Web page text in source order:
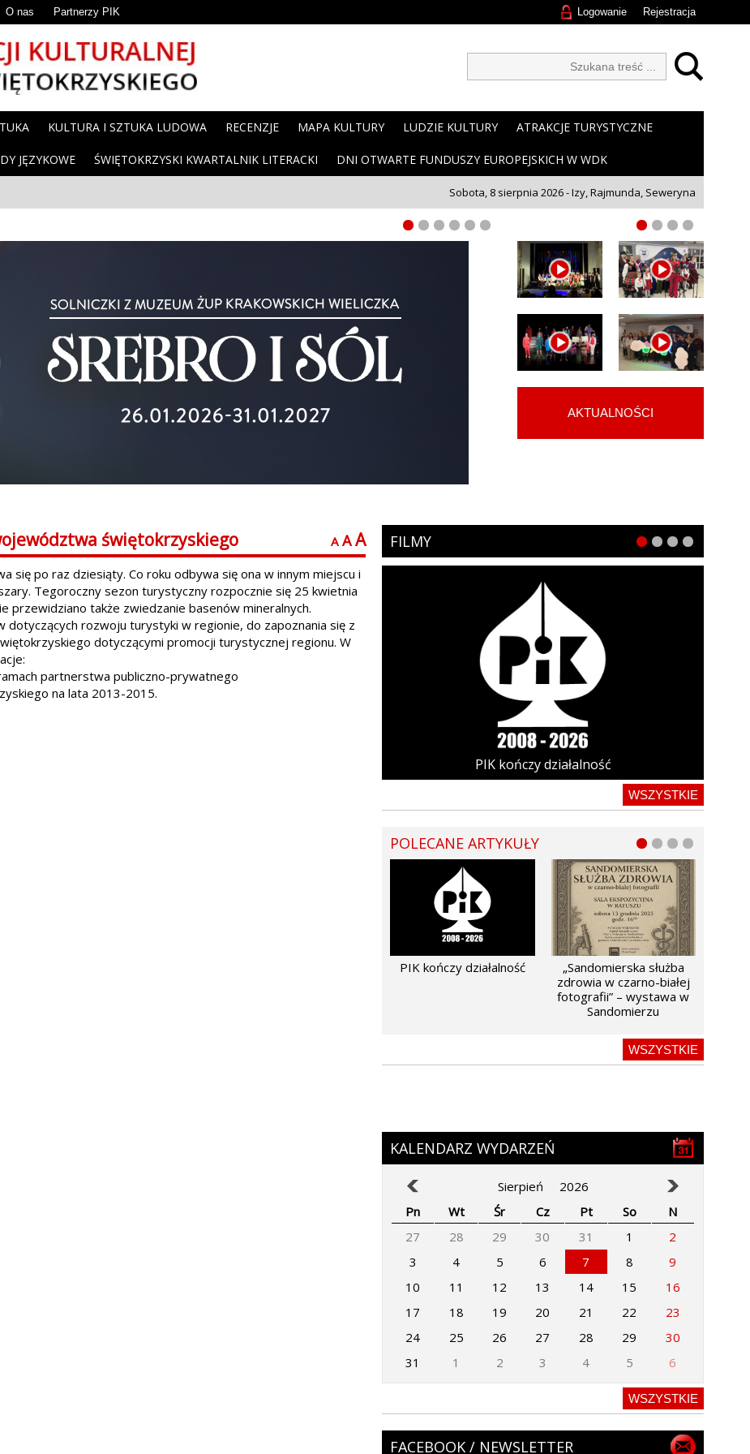
Rejestracja
Logowanie
O nas Partnerzy PIK
KULTURA I SZTUKA LUDOWA RECENZJE MAPA KULTURY LUDZIE KULTURY ATRAKCJE TURYSTYCZNE
JĘZYKOWE ŚWIĘTOKRZYSKI KWARTALNIK LITERACKI DNI OTWARTE FUNDUSZY EUROPEJSKICH W WDK
Sobota, 8 sierpnia 2026 - Izy, Rajmunda, Seweryna
AKTUALNOŚCI
świętokrzyskiego A A A
się po raz dziesiąty. Co roku odbywa się ona w innym miejscu i
Tegoroczny sezon turystyczny rozpocznie się 25 kwietnia
przewidziano także zwiedzanie basenów mineralnych.
dotyczących rozwoju turystyki w regionie, do zapoznania się z
dotyczącymi promocji turystycznej regionu. W
partnerstwa publiczno-prywatnego
na lata 2013-2015.
FILMY
PIK kończy działalność
WSZYSTKIE
POLECANE ARTYKUŁY
PIK kończy działalność
„Sandomierska służba
zdrowia w czarno-białej
fotografii” – wystawa w
Sandomierzu
WSZYSTKIE
KALENDARZ WYDARZEŃ
Sierpień
2026
Pn
Wt Śr Cz Pt So
N
27
28 29 30 31 1
2
3
4 5 6 7 8
9
10
11 12 13 14 15
16
17
18 19 20 21 22
23
24
25 26 27 28 29
30
31
1 2 3 4 5 6
WSZYSTKIE
FACEBOOK / NEWSLETTER